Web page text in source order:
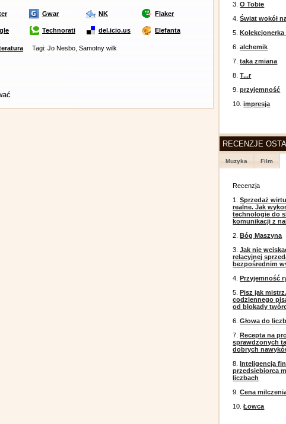
Gwar NK Flaker
Technorati del.icio.us Elefanta
Tagi: Jo Nesbo, Samotny wilk
3.O Tobie
4.Świat wokół
5.Kolekcjonerka
6.alchemik
7.taka zmiana
8.T...r
9.przyjemność
10.impresja
RECENZJE
Muzyka Film
Recenzja
1.Sprzedaż
realne. Jak
technologie do
komunikacji z
2.Bóg Maszyna
3.Jak nie
relacyjnej
bezpośrednim
4.Przyjemność
5.Pisz jak
codziennego
od blokady
6.Głowa do liczb
7.Recepta na
sprawdzonych
dobrych
8.Inteligencja
przedsiębiorca
liczbach
9.Cena
10.Łowca